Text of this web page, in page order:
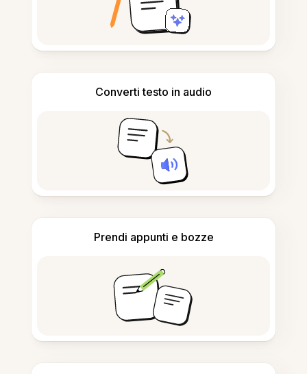
Converti testo in audio
Prendi appunti e bozze